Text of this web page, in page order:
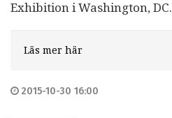
Exhibition i Washington, DC.
Läs mer här
2015-10-30 16:00